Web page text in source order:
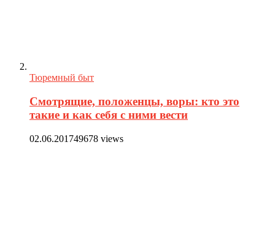
Тюремный быт
Смотрящие, положенцы, воры: кто это
такие и как себя с ними вести
02.06.201749678 views